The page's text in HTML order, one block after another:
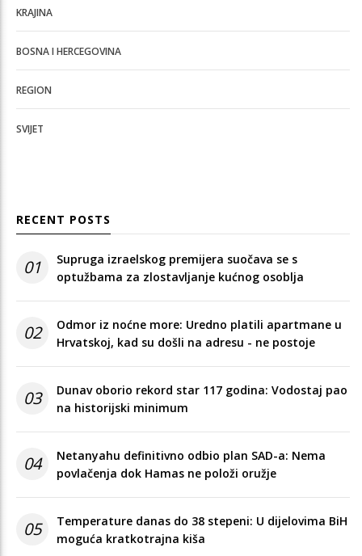
KRAJINA
BOSNA I HERCEGOVINA
REGION
SVIJET
RECENT POSTS
01
Supruga izraelskog premijera suočava se s
optužbama za zlostavljanje kućnog osoblja
02
Odmor iz noćne more: Uredno platili apartmane u
Hrvatskoj, kad su došli na adresu - ne postoje
03
Dunav oborio rekord star 117 godina: Vodostaj pao
na historijski minimum
04
Netanyahu definitivno odbio plan SAD-a: Nema
povlačenja dok Hamas ne položi oružje
05
Temperature danas do 38 stepeni: U dijelovima BiH
moguća kratkotrajna kiša